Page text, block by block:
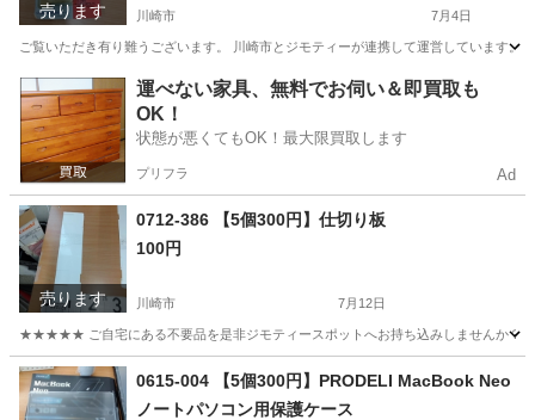
売ります 川崎市 7月4日
ご覧いただき有り難うございます。 川崎市とジモティーが連携して運営していま
神奈川 川崎市 防災、セキュリティ リユース
運べない家具、無料でお伺い＆即買取も
OK！
状態が悪くてもOK！最大限買取します
プリフラ Ad
売ります
0712-386 【5個300円】仕切り板
100円
川崎市 7月12日
★★★★★ ご自宅にある不要品を是非ジモティースポットへお持ち込みしませんか？
神奈川 川崎市 現地
0615-004 【5個300円】PRODELI MacBook Neo
ノートパソコン用保護ケース